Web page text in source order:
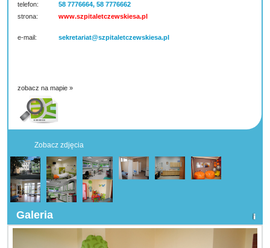
telefon:
58 7776664, 58 7776662
strona:
www.szpitaletczewskiesa.pl
e-mail: sekretariat@szpitaletczewskiesa.pl
zobacz na mapie »
Zobacz zdjęcia
Galeria